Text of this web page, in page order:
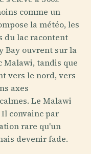
comme un
la météo, les
du lac racontent
Bay ouvrent sur la
Malawi, tandis que
vers le nord, vers
axes
Le Malawi
convainc par
rare qu'un
devenir fade.